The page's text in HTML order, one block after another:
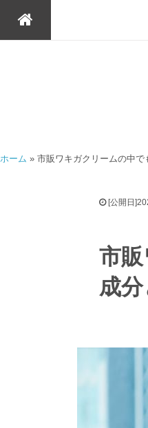
ホーム » 市販ワキガクリームの中
[公開日
市
成